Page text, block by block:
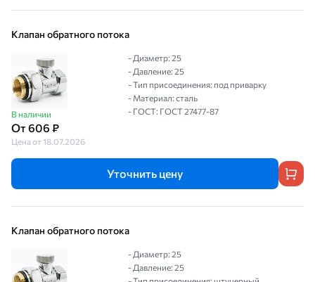
Клапан обратного потока
В наличии
От 606 ₽
Цена от 18.07.2026
- Диаметр: 25
- Давление: 25
- Тип присоединения: под приварку
- Материал: сталь
- ГОСТ: ГОСТ 27477-87
Уточнить цену
Клапан обратного потока
- Диаметр: 25
- Давление: 25